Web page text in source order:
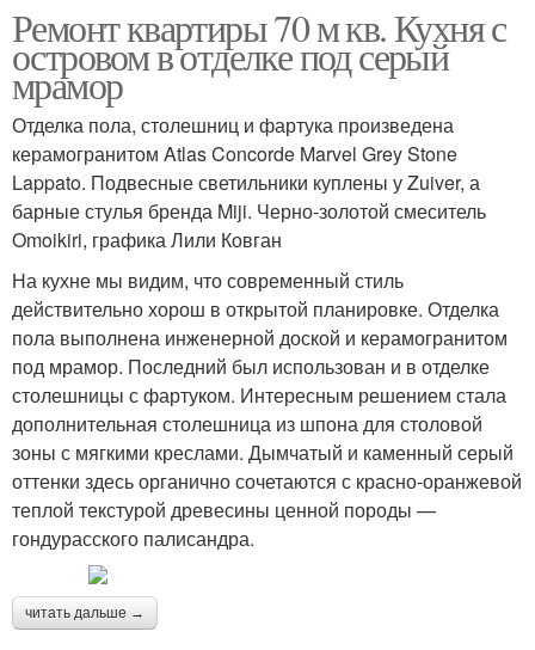
Ремонт квартиры 70 м кв. Кухня с
островом в отделке под серый
мрамор
Отделка пола, столешниц и фартука произведена
керамогранитом Atlas Concorde Marvel Grey Stone
Lappato. Подвесные светильники куплены у Zuiver, а
барные стулья бренда Miji. Черно-золотой смеситель
Omoikiri, графика Лили Ковган
На кухне мы видим, что современный стиль
действительно хорош в открытой планировке. Отделка
пола выполнена инженерной доской и керамогранитом
под мрамор. Последний был использован и в отделке
столешницы с фартуком. Интересным решением стала
дополнительная столешница из шпона для столовой
зоны с мягкими креслами. Дымчатый и каменный серый
оттенки здесь органично сочетаются с красно-оранжевой
теплой текстурой древесины ценной породы —
гондурасского палисандра.
читать дальше →